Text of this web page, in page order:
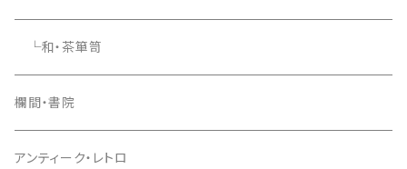
└和・茶箪笥
欄間・書院
アンティーク・レトロ